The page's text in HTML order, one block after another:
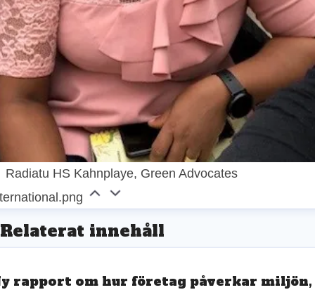
Radiatu HS Kahnplaye, Green Advocates
Relaterat innehåll
rapport om hur företag påverkar miljön,